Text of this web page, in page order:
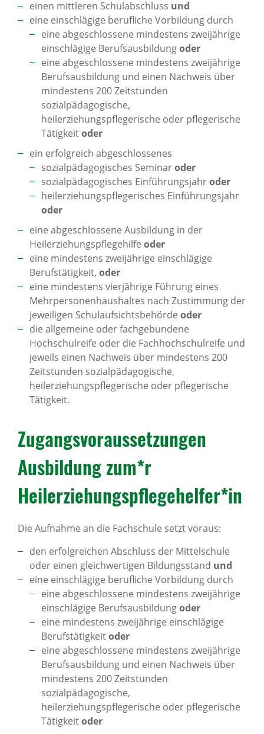
einen mittleren Schulabschluss und
eine einschlägige berufliche Vorbildung durch
eine abgeschlossene mindestens zweijährige
einschlägige Berufsausbildungoder
eine abgeschlossene mindestens zweijährige
Berufsausbildung und einen Nachweis über
mindestens 200 Zeitstunden
sozialpädagogische,
heilerziehungspflegerische oder pflegerische
Tätigkeitoder
ein erfolgreich abgeschlossenes
sozialpädagogisches Seminaroder
sozialpädagogisches Einführungsjahroder
heilerziehungspflegerisches Einführungsjahr
oder
eine abgeschlossene Ausbildung in der
Heilerziehungspflegehilfe oder
eine mindestens zweijährige einschlägige
Berufstätigkeit, oder
eine mindestens vierjährige Führung eines
Mehrpersonenhaushaltes nach Zustimmung der
jeweiligen Schulaufsichtsbehörde oder
die allgemeine oder fachgebundene
Hochschulreife oder die Fachhochschulreife und
jeweils einen Nachweis über mindestens 200
Zeitstunden sozialpädagogische,
heilerziehungspflegerische oder pflegerische
Tätigkeit.
Zugangsvoraussetzungen
Ausbildung zum*r
Heilerziehungspflegehelfer*in
Die Aufnahme an die Fachschule setzt voraus:
den erfolgreichen Abschluss der Mittelschule
oder einen gleichwertigen Bildungsstand und
eine einschlägige berufliche Vorbildung durch
eine abgeschlossene mindestens zweijährige
einschlägige Berufsausbildungoder
eine mindestens zweijährige einschlägige
Berufstätigkeitoder
eine abgeschlossene mindestens zweijährige
Berufsausbildung und einen Nachweis über
mindestens 200 Zeitstunden
sozialpädagogische,
heilerziehungspflegerische oder pflegerische
Tätigkeitoder